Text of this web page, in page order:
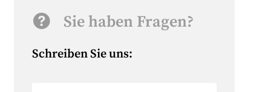
Sie haben Fragen?
Schreiben Sie uns: